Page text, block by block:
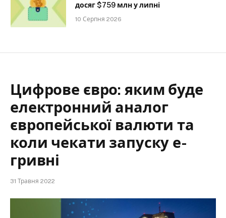
досяг $759 млн у липні
10 Серпня 2026
Цифрове євро: яким буде
електронний аналог
європейської валюти та
коли чекати запуску е-
гривні
31 Травня 2022